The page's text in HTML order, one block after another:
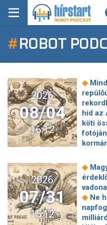
KEZDŐLAP
FRISS HÍREK
TECH HÍREK
FILM-ZENE-
PLAYLIST
MI AZ A ROBOT
#ROBOT
2026
08/04
16:12
◆
híd az
köti
fotóján
is
2026
07/31
15:12
◆
◆ Ne